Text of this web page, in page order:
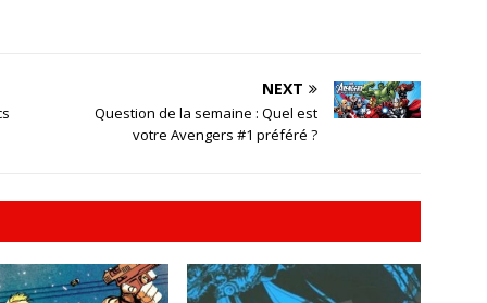
NEXT
Question de la semaine : Quel est
votre Avengers #1 préféré ?